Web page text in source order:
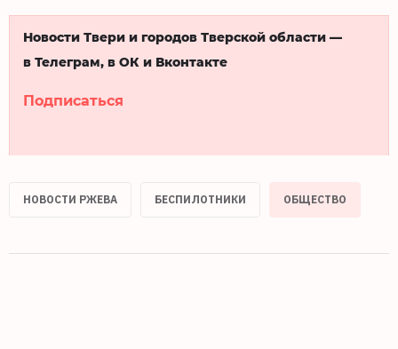
Новости Твери и городов Тверской области —
в Телеграм, в ОК и Вконтакте
Подписаться
НОВОСТИ РЖЕВА БЕСПИЛОТНИКИ ОБЩЕСТВО